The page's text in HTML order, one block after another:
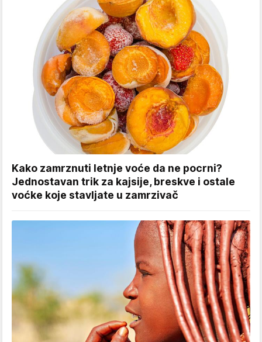
Kako zamrznuti letnje voće da ne pocrni?
Jednostavan trik za kajsije, breskve i ostale
voćke koje stavljate u zamrzivač